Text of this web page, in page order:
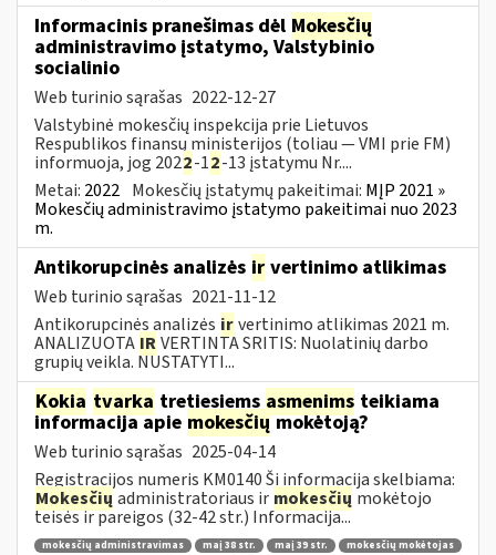
Informacinis pranešimas dėl Mokesčių
administravimo įstatymo, Valstybinio
socialinio
Web turinio sąrašas 2022-12-27
Valstybinė mokesčių inspekcija prie Lietuvos
Respublikos finansų ministerijos (toliau — VMI prie FM)
informuoja, jog 2022-12-13 įstatymu Nr....
Metai: 2022 Mokesčių įstatymų pakeitimai: MĮP 2021 »
Mokesčių administravimo įstatymo pakeitimai nuo 2023
m.
Antikorupcinės analizės ir vertinimo atlikimas
Web turinio sąrašas 2021-11-12
Antikorupcinės analizės irvertinimo atlikimas 2021 m.
ANALIZUOTA IRVERTINTA SRITIS: Nuolatinių darbo
grupių veikla. NUSTATYTI...
Kokia tvarka tretiesiems asmenims teikiama
informacija apie mokesčiųmokėtoją?
Web turinio sąrašas 2025-04-14
Registracijos numeris KM0140 Ši informacija skelbiama:
Mokesčių administratoriaus ir mokesčių mokėtojo
teisės ir pareigos (32-42 str.) Informacija...
mokesčių administravimas maį 38 str. maį 39 str.
mokesčių mokėtojas